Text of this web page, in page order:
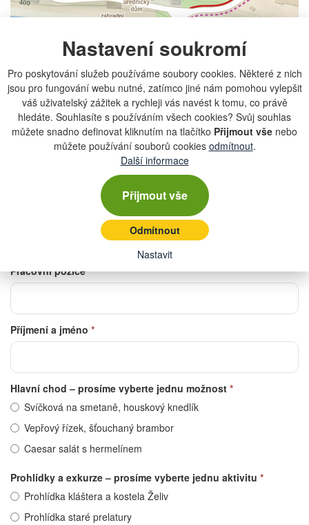
Nastavení soukromí
Pro poskytování služeb používáme soubory cookies. Některé z nich
jsou pro fungování webu nutné, zatímco jiné nám pomohou vylepšit
váš uživatelský zážitek a rychleji vás navést k tomu, co právě
hledáte. Souhlasíte s používáním všech cookies? Svůj souhlas
můžete snadno definovat kliknutím na tlačítko Přijmout vše nebo
můžete používání souborů cookies odmítnout.
Další informace
Přijmout vše
Odmítnout
Nastavit
KLÁŠTER ŽELIV, Želiv 122, 394 44 Želiv
Přilehlé parkoviště s kapacitou max. 17 os. automobilů, další
parkovací místa v blízkosti kláštera.
Chci s Agrozetem za novinkami 2026 - 11.
Pracovní pozice*
Příjmení a jméno *
Hlavní chod – prosíme vyberte jednu možnost *
Svíčková na smetaně, houskový knedlík
Vepřový řízek, šťouchaný brambor
Caesar salát s hermelínem
Prohlídky a exkurze – prosíme vyberte jednu aktivitu *
Prohlídka kláštera a kostela Želiv
Prohlídka staré prelatury